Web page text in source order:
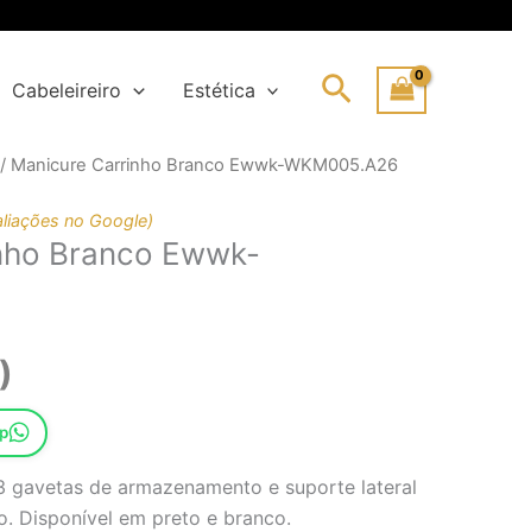
Cabeleireiro Estética Search
/ Manicure Carrinho Branco Ewwk-WKM005.A26
no Google)
Branco Ewwk-
gavetas de armazenamento e suporte lateral
Disponível em preto e branco.